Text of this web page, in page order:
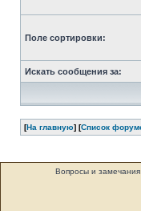
Поле сортировки:
Искать сообщения за:
[На главную] [Список
Вопросы и